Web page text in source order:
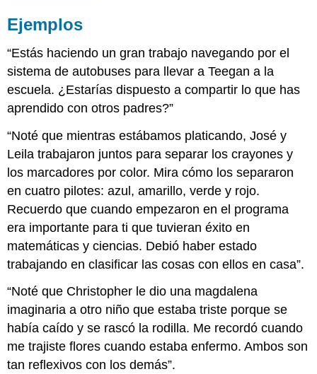
Ejemplos
“Estás haciendo un gran trabajo navegando por el
sistema de autobuses para llevar a Teegan a la
escuela. ¿Estarías dispuesto a compartir lo que has
aprendido con otros padres?”
“Noté que mientras estábamos platicando, José y
Leila trabajaron juntos para separar los crayones y
los marcadores por color. Mira cómo los separaron
en cuatro pilotes: azul, amarillo, verde y rojo.
Recuerdo que cuando empezaron en el programa
era importante para ti que tuvieran éxito en
matemáticas y ciencias. Debió haber estado
trabajando en clasificar las cosas con ellos en casa”.
“Noté que Christopher le dio una magdalena
imaginaria a otro niño que estaba triste porque se
había caído y se rascó la rodilla. Me recordó cuando
me trajiste flores cuando estaba enfermo. Ambos son
tan reflexivos con los demás”.